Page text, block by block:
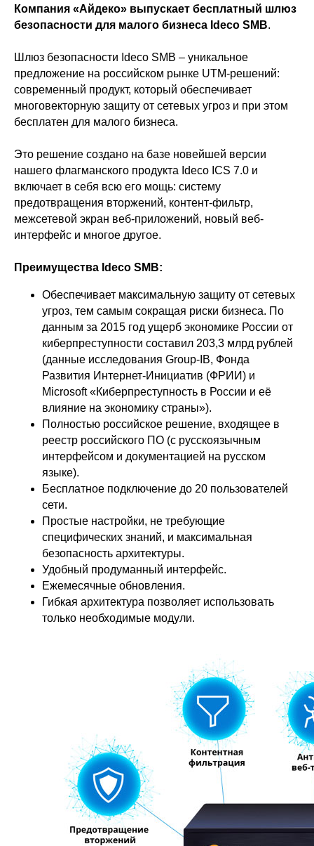
Компания «Айдеко» выпускает бесплатный шлюз
безопасности для малого бизнеса Ideco SMB.
Шлюз безопасности Ideco SMB – уникальное
предложение на российском рынке UTM-решений:
современный продукт, который обеспечивает
многовекторную защиту от сетевых угроз и при этом
бесплатен для малого бизнеса.
Это решение создано на базе новейшей версии
нашего флагманского продукта Ideco ICS 7.0 и
включает в себя всю его мощь: систему
предотвращения вторжений, контент-фильтр,
межсетевой экран веб-приложений, новый веб-
интерфейс и многое другое.
Преимущества Ideco SMB:
Обеспечивает максимальную защиту от сетевых
угроз, тем самым сокращая риски бизнеса. По
данным за 2015 год ущерб экономике России от
киберпреступности составил 203,3 млрд рублей
(данные исследования Group-IB, Фонда
Развития Интернет-Инициатив (ФРИИ) и
Microsoft «Киберпреступность в России и её
влияние на экономику страны»).
Полностью российское решение, входящее в
реестр российского ПО (с русскоязычным
интерфейсом и документацией на русском
языке).
Бесплатное подключение до 20 пользователей
сети.
Простые настройки, не требующие
специфических знаний, и максимальная
безопасность архитектуры.
Удобный продуманный интерфейс.
Ежемесячные обновления.
Гибкая архитектура позволяет использовать
только необходимые модули.